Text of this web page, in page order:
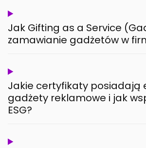
Jak Gifting as a Service
zamawianie gadżetów w
Jakie certyfikaty posiadają
gadżety reklamowe i jak
ESG?